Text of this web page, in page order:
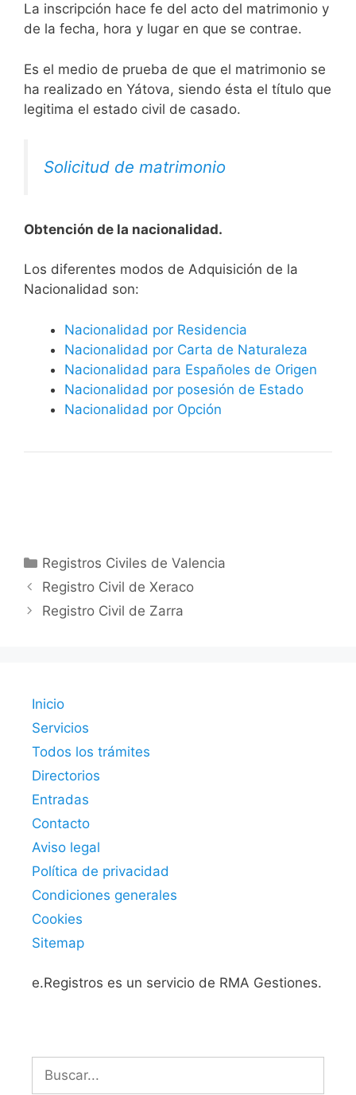
La inscripción hace fe del acto del matrimonio y
de la fecha, hora y lugar en que se contrae.
Es el medio de prueba de que el matrimonio se
ha realizado en Yátova, siendo ésta el título que
legitima el estado civil de casado.
Solicitud de matrimonio
Obtención de la nacionalidad.
​​​Los diferentes modos de Adquisición de la
Nacionalidad son:
Nacionalidad por Residencia
Nacionalidad por Carta de Naturaleza
Nacionalidad para Españoles de Origen
Nacionalidad por posesión de Estado
Nacionalidad por Opción
Categorías
Registros Civiles de Valencia
Registro Civil de Xeraco
Registro Civil de Zarra
Inicio
Servicios
Todos los trámites
Directorios
Entradas
Contacto
Aviso legal
Política de privacidad
Condiciones generales
Cookies
Sitemap
e.Registros es un servicio de RMA Gestiones.
Buscar: